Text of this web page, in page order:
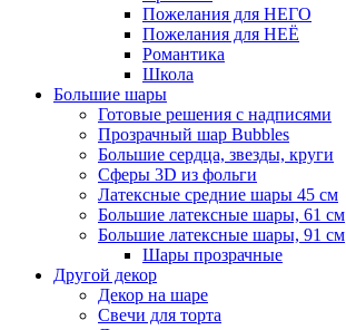
Пожелания для НЕГО
Пожелания для НЕЁ
Романтика
Школа
Большие шары
Готовые решения с надписями
Прозрачный шар Bubbles
Большие сердца, звезды, круги
Сферы 3D из фольги
Латексные средние шары 45 см
Большие латексные шары, 61 см
Большие латексные шары, 91 см
Шары прозрачные
Другой декор
Декор на шаре
Свечи для торта